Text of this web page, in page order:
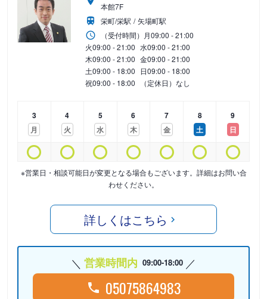
本館7F
栄町/栄駅
矢場町駅
（受付時間） 月09:00 - 21:00
火09:00 - 21:00 水09:00 - 21:00
木09:00 - 21:00 金09:00 - 21:00
土09:00 - 18:00 日09:00 - 18:00
祝09:00 - 18:00 （定休日）なし
3
月
4
火
5
水
6
木
7
金
8
土
9
日
※営業日・相談可能日が変更となる場合もございます。詳細はお問い合
わせください。
詳しくはこちら
営業時間内 09:00-18:00
05075864983